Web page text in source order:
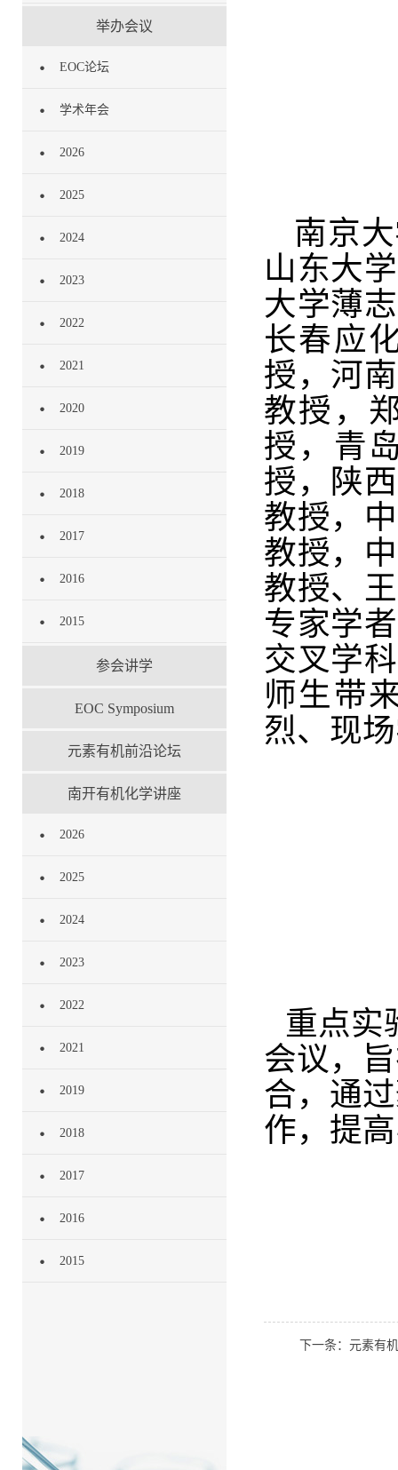
举办会议
EOC论坛
学术年会
2026
2025
2024
2023
2022
2021
2020
2019
2018
2017
2016
2015
参会讲学
EOC Symposium
元素有机前沿论坛
南开有机化学讲座
2026
2025
2024
2023
2022
2021
2019
2018
2017
2016
2015
南京
山东大
大学薄
长春应
授，河
教授，
授，青
授，陕
教授，
教授，
教授、
专家学
交叉学
师生带
烈、现
重点实
会议，
合，通
作，提
下一条：元素有